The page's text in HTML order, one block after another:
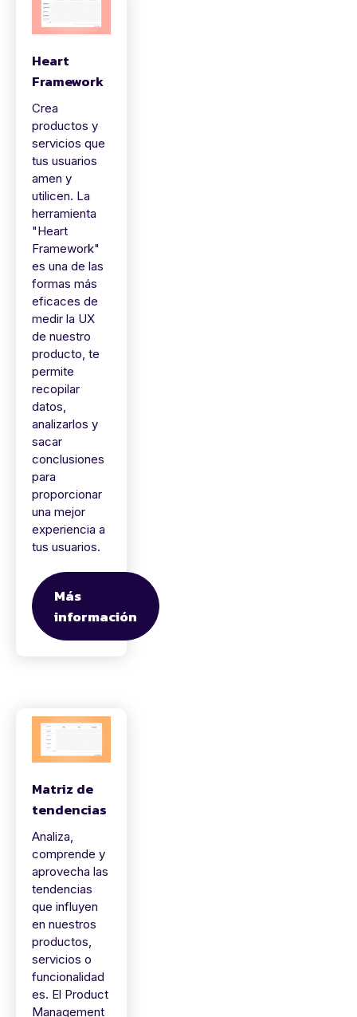
Heart
Framework
Crea
productos y
servicios que
tus usuarios
amen y
utilicen. La
herramienta
"Heart
Framework"
es una de las
formas más
eficaces de
medir la UX
de nuestro
producto, te
permite
recopilar
datos,
analizarlos y
sacar
conclusiones
para
proporcionar
una mejor
experiencia a
tus usuarios.
Más
información
Matriz de
tendencias
Analiza,
comprende y
aprovecha las
tendencias
que influyen
en nuestros
productos,
servicios o
funcionalidad
es. El Product
Management